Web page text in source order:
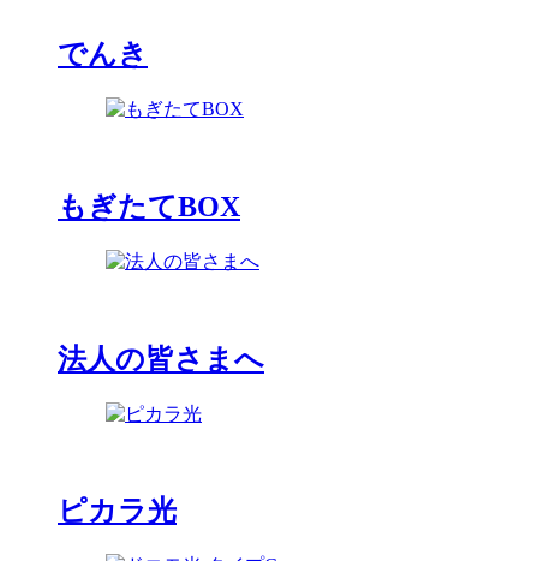
でんき
もぎたてBOX
法人の皆さまへ
ピカラ光